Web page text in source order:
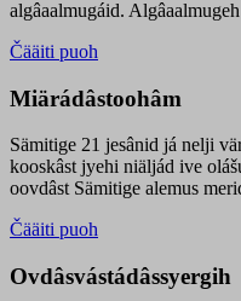
algâaalmugáid.
Čääiti puoh
Miärádâstoohâm
Sämitige 21 jesânid já nelji
kooskâst jyehi niäljád ive
oovdâst Sämitige alemus
Čääiti puoh
Ovdâsvástádâssyergih